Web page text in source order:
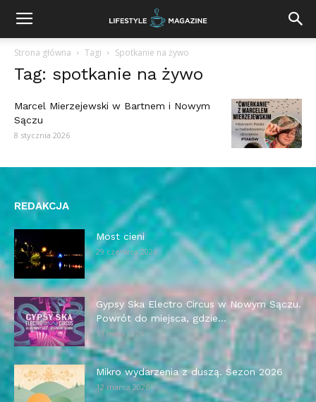
Strona główna Tagi Spotkanie na żywo
Tag: spotkanie na żywo
Marcel Mierzejewski w Bartnem i Nowym
Sączu
8 stycznia 2026
REDAKCJA
Most cieni
29 czerwca 2026
Gypsy Ska Electro Circus w Nowym Sączu.
Powrót do miejsca, gdzie...
13 maja 2026
Mikro wydarzenia z duszą. Sezon 2026
12 marca 2026